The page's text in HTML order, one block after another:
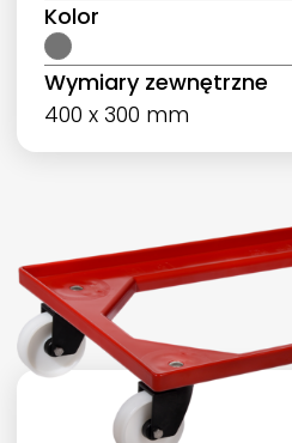
Kolor
Wymiary zewnętrzne
400 x 300 mm